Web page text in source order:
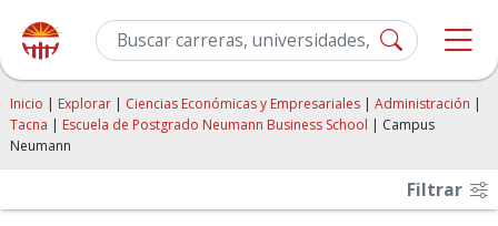
Inicio | Explorar | Ciencias Económicas y Empresariales | Administración |
Tacna | Escuela de Postgrado Neumann Business School | Campus
Neumann
Filtrar